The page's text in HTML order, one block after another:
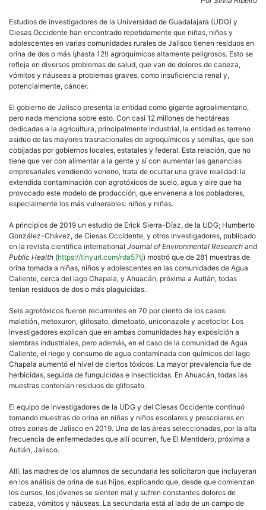
Estudios de investigadores de la Universidad de Guadalajara (UDG) y
Ciesas Occidente han encontrado repetidamente que niñas, niños y
adolescentes en varias comunidades rurales de Jalisco tienen residuos en
orina de dos o más (¡hasta 12!) agroquímicos altamente peligrosos. Esto se
refleja en diversos problemas de salud, que van de dolores de cabeza,
vómitos y náuseas a problemas graves, como insuficiencia renal y,
potencialmente, cáncer.
El gobierno de Jalisco presenta la entidad como gigante agroalimentario,
pero nada menciona sobre esto. Con casi 12 millones de hectáreas
dedicadas a la agricultura, principalmente industrial, la entidad es terreno
asiduo de las mayores trasnacionales de agroquímicos y semillas, que son
cobijadas por gobiernos locales, estatales y federal. Esta relación, que no
tiene que ver con alimentar a la gente y sí con aumentar las ganancias
empresariales vendiendo veneno, trata de ocultar una grave realidad: la
extendida contaminación con agrotóxicos de suelo, agua y aire que ha
provocado este modelo de producción, que envenena a los pobladores,
especialmente los más vulnerables: niños y niñas.
A principios de 2019 un estudio de Erick Sierra-Díaz, de la UDG; Humberto
González-Chávez, de Ciesas Occidente, y otros investigadores, publicado
en la revista científica international Journal of Environmental Research and
Public Health (https://tinyurl.com/rda57tj) mostró que de 281 muestras de
orina tomada a niñas, niños y adolescentes en las comunidades de Agua
Caliente, cerca del lago Chapala, y Ahuacán, próxima a Autlán, todas
tenían residuos de dos o más plaguicidas.
Seis agrotóxicos fueron recurrentes en 70 por ciento de los casos:
malatión, metoxuron, glifosato, dimetoato, uniconazole y acetoclor. Los
investigadores explican que en ambas comunidades hay exposición a
siembras industriales, pero además, en el caso de la comunidad de Agua
Caliente, el riego y consumo de agua contaminada con químicos del lago
Chapala aumentó el nivel de ciertos tóxicos. La mayor prevalencia fue de
herbicidas, seguida de funguicidas e insecticidas. En Ahuacán, todas las
muestras contenían residuos de glifosato.
El equipo de investigadores de la UDG y del Ciesas Occidente continuó
tomando muestras de orina en niñas y niños escolares y prescolares en
otras zonas de Jalisco en 2019. Una de las áreas seleccionadas, por la alta
frecuencia de enfermedades que allí ocurren, fue El Mentidero, próxima a
Autlán, Jalisco.
Allí, las madres de los alumnos de secundaria les solicitaron que incluyeran
en los análisis de orina de sus hijos, explicando que, desde que comienzan
los cursos, los jóvenes se sienten mal y sufren constantes dolores de
cabeza, vómitos y náuseas. La secundaria está al lado de un campo de